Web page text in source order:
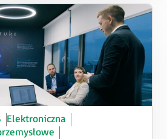
maszyn i urządzeń
Room
SCADA
Elektroniczna​